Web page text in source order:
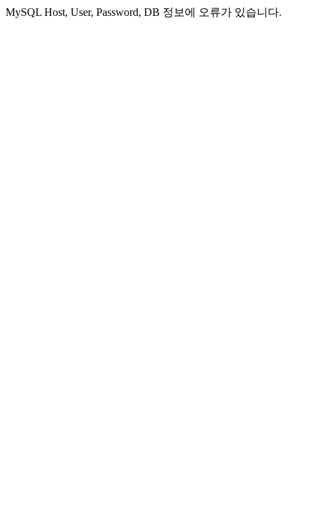
MySQL Host, User, Password, DB 정보에 오류가 있습니다.